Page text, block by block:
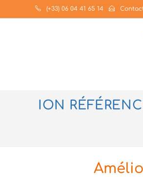
(+33) 06 04 41 65 14
ION